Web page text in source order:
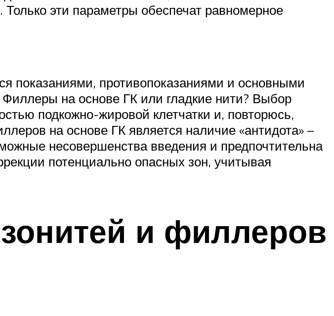
эти параметры обеспечат равномерное
показаниями, противопоказаниями и основными
на основе ГК или гладкие нити? Выбор
подкожно-жировой клетчатки и, повторюсь,
на основе ГК является наличие «антидота» –
несовершенства введения и предпочтительна
потенциально опасных зон, учитывая
и филлеров